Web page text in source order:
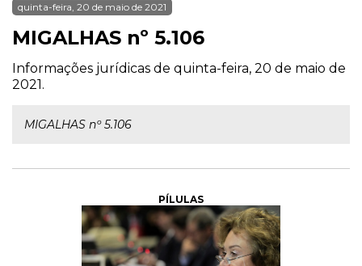
quinta-feira, 20 de maio de 2021
MIGALHAS nº 5.106
Informações jurídicas de quinta-feira, 20 de maio de
2021.
MIGALHAS nº 5.106
PÍLULAS